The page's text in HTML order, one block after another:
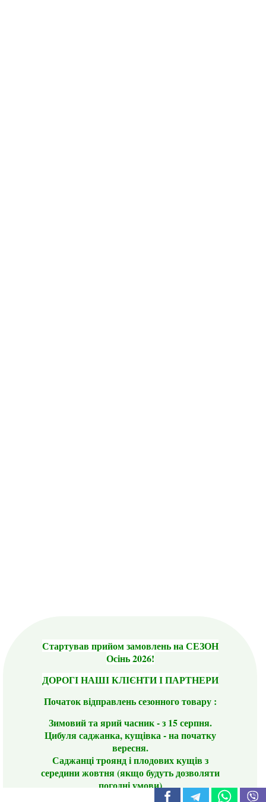
Стартував прийом замовлень на СЕЗОН
Осінь 2026!
ДОРОГІ НАШІ КЛІЄНТИ І ПАРТНЕРИ
Початок відправлень сезонного товару :
Зимовий та ярий часник - з 15 серпня.
Цибуля саджанка, кущівка - на початку
вересня.
Саджанці троянд і плодових кущів з
середини жовтня (якщо будуть дозволяти
погодні умови)